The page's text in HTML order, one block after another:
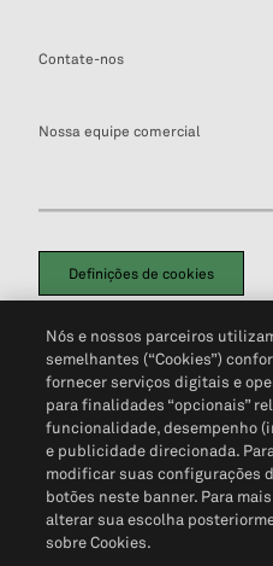
Contate-nos
Nossa equipe comercial
Definições de cookies
Política de PrivacidadePortal de
Não Venda Minhas Informações
Nós e nossos parceiros
semelhantes (“Cookies”)
fornecer serviços digitais e
para finalidades “opcionais”
funcionalidade, desempenho
e publicidade direcionada.
modificar suas configurações
botões neste banner. Para
alterar sua escolha
sobre Cookies.